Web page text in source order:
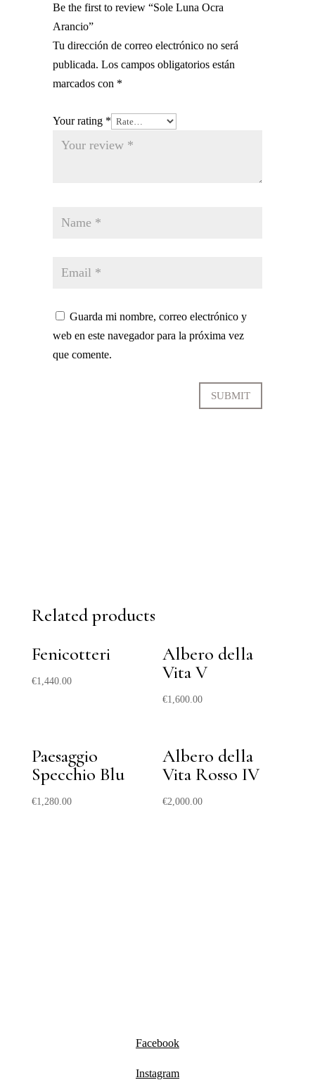
Be the first to review “Sole Luna Ocra
Arancio”
Tu dirección de correo electrónico no será
publicada. Los campos obligatorios están
marcados con *
Your rating *
Guarda mi nombre, correo electrónico y
web en este navegador para la próxima vez
que comente.
Related products
Fenicotteri
€1,440.00
Albero della
Vita V
€1,600.00
Paesaggio
Specchio Blu
€1,280.00
Albero della
Vita Rosso IV
€2,000.00
Facebook
Instagram